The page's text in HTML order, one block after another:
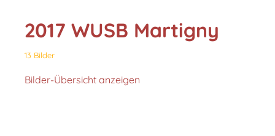
2017 WUSB Martigny
13 Bilder
Bilder-Übersicht anzeigen